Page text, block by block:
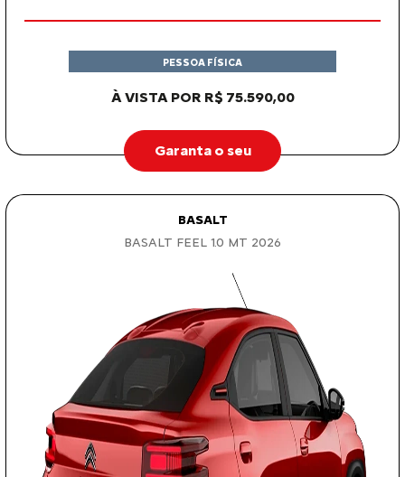
À VISTA POR R$ 75.590,00
PESSOA FÍSICA
Garanta o seu
BASALT
BASALT FEEL 1.0 MT 2026